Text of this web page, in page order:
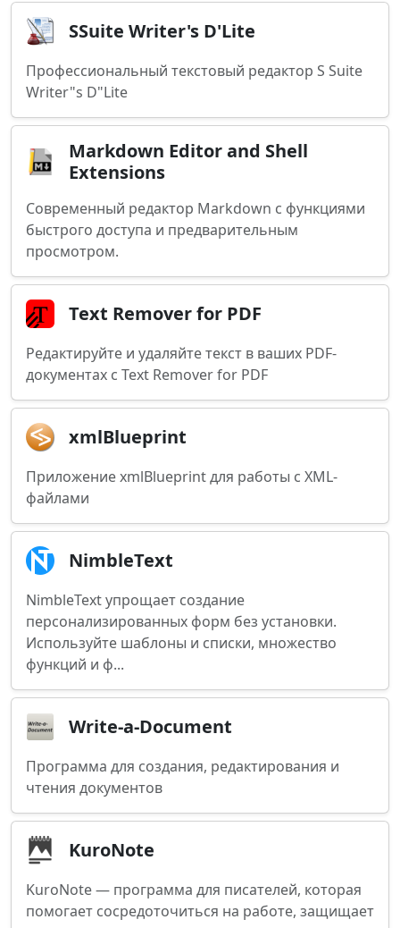
SSuite Writer's D'Lite
Профессиональный текстовый редактор S Suite
Writer"s D"Lite
Markdown Editor and Shell
Extensions
Современный редактор Markdown с функциями
быстрого доступа и предварительным
просмотром.
Text Remover for PDF
Редактируйте и удаляйте текст в ваших PDF-
документах с Text Remover for PDF
xmlBlueprint
Приложение xmlBlueprint для работы с XML-
файлами
NimbleText
NimbleText упрощает создание
персонализированных форм без установки.
Используйте шаблоны и списки, множество
функций и ф...
Write-a-Document
Программа для создания, редактирования и
чтения документов
KuroNote
KuroNote — программа для писателей, которая
помогает сосредоточиться на работе, защищает